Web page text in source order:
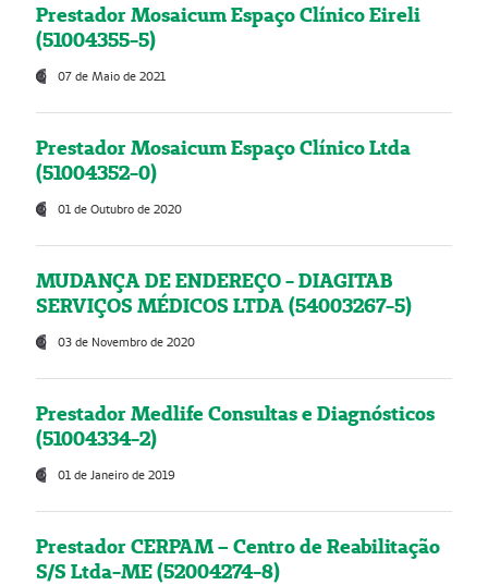
Prestador Mosaicum Espaço Clínico Eireli
(51004355-5)
07 de Maio de 2021
Prestador Mosaicum Espaço Clínico Ltda
(51004352-0)
01 de Outubro de 2020
MUDANÇA DE ENDEREÇO - DIAGITAB
SERVIÇOS MÉDICOS LTDA (54003267-5)
03 de Novembro de 2020
Prestador Medlife Consultas e Diagnósticos
(51004334-2)
01 de Janeiro de 2019
Prestador CERPAM – Centro de Reabilitação
S/S Ltda-ME (52004274-8)